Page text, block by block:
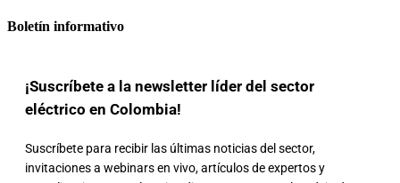
Boletín informativo
¡Suscríbete a la newsletter líder del sector
eléctrico en Colombia!
Suscríbete para recibir las últimas noticias del sector,
invitaciones a webinars en vivo, artículos de expertos y